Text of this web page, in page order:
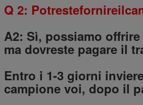
Q 2:
A2: Sì, possiamo
ma dovreste pagare il
Entro i 1-3 giorni
campione voi, dopo il